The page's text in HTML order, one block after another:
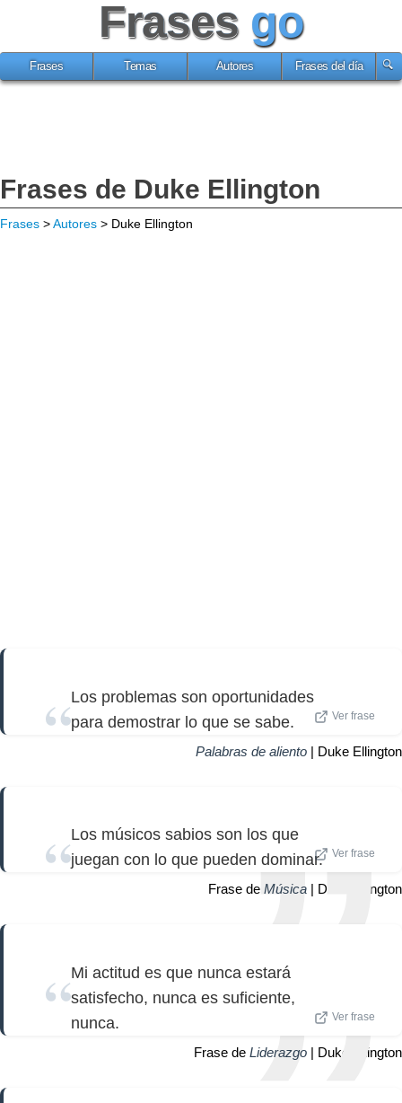
Frases go
Frases Temas Autores Frases del día
Frases de Duke Ellington
Frases >Autores > Duke Ellington
Los problemas son oportunidades
para demostrar lo que se sabe.
Ver frase
Palabras de aliento | Duke Ellington
Los músicos sabios son los que
juegan con lo que pueden dominar.
Ver frase
Frase de Música | Duke Ellington
Mi actitud es que nunca estará
satisfecho, nunca es suficiente,
nunca.
Ver frase
Frase de Liderazgo | Duke Ellington